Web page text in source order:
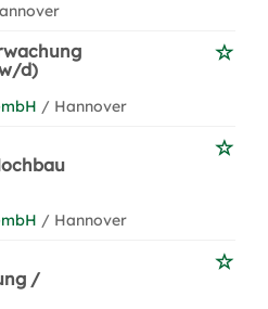
d)
/ Hannover
/ Hannover
/